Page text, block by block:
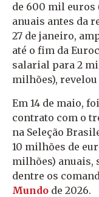
de 600 mil euros
anuais antes da
27 de janeiro,
até o fim da
salarial para 2
milhões),
Em 14 de maio,
contrato com o
na Seleção
10 milhões de
milhões) anuais,
dentre os
Mundo de 2026.